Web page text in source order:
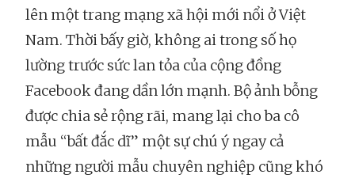
lên một trang mạng xã hội mới nổi ở Việt
Nam. Thời bấy giờ, không ai trong số họ
lường trước sức lan tỏa của cộng đồng
Facebook đang dần lớn mạnh. Bộ ảnh bỗng
được chia sẻ rộng rãi, mang lại cho ba cô
mẫu “bất đắc dĩ” một sự chú ý ngay cả
những người mẫu chuyên nghiệp cũng khó